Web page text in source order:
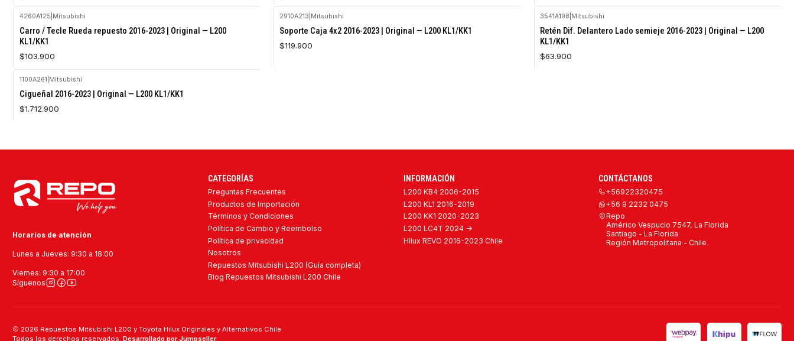
4260A125 Mitsubishi
Carro / Tecle Rueda repuesto 2016-2023 | Original — L200
KL1/KK1
$103.900
2910A213 Mitsubishi
Soporte Caja 4x2 2016-2023 | Original — L200 KL1/KK1
$119.900
3541A198 Mitsubishi
Retén Dif. Delantero Lado semieje 2016-2023 | Original — L200
KL1/KK1
$63.900
1100A261 Mitsubishi
Cigueñal 2016-2023 | Original — L200 KL1/KK1
$1.712.900
Horarios de atención
Lunes a Jueves: 9:30 a 18:00
Viernes: 9:30 a 17:00
Síguenos
CATEGORÍAS
Preguntas Frecuentes
Productos de Importación
Términos y Condiciones
Política de Cambio y Reembolso
Política de privacidad
Nosotros
Repuestos Mitsubishi L200 (Guía completa)
Blog Repuestos Mitsubishi L200 Chile
INFORMACIÓN
L200 KB4 2006-2015
L200 KL1 2016-2019
L200 KK1 2020-2023
L200 LC4T 2024 ->
Hilux REVO 2016-2023 Chile
CONTÁCTANOS
+56922320475
+56 9 2232 0475
Repo
Américo Vespucio 7547, La Florida
Santiago - La Florida
Región Metropolitana - Chile
2026 Repuestos Mitsubishi L200 y Toyota Hilux Originales y Alternativos Chile.
Todos los derechos reservados. Desarrollado por Jumpseller.